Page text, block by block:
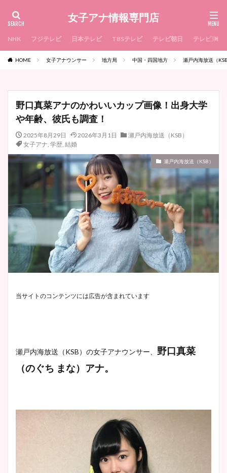
女子アナ情報専門店
NHK フジテレビ 日本テレビ TBSテレビ テレビ朝日 テレビ東京
HOME 女子アナウンサー 地方局 中国・四国地方 瀬戸内海放送（
野口真菜アナのかわいいカップ画像！出身大学
や年齢、彼氏も調査！
2025年8月29日 2026年3月1日
瀬戸内海放送（KSB）
女子アナ, 学歴, 結婚
瀬戸内海放送（KSB）
当サイトのコンテンツには広告が含まれています
瀬戸内海放送（KSB）の女子アナウンサー、 野口真菜
（のぐち まな）アナ。